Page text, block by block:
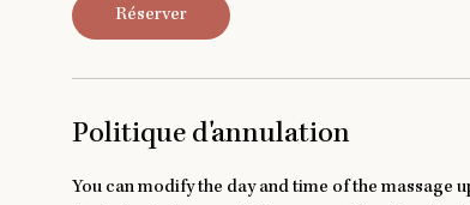
Réserver
Politique d'annulation
You can modify the day and time of the massage